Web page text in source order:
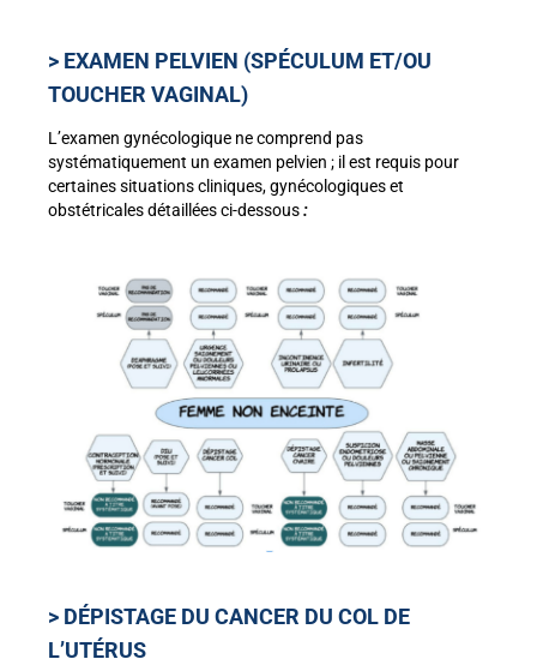
> EXAMEN PELVIEN (SPÉCULUM ET/OU
TOUCHER VAGINAL)
L’examen gynécologique ne comprend pas
systématiquement un examen pelvien ; il est requis pour
certaines situations cliniques, gynécologiques et
obstétricales détaillées ci-dessous:
> DÉPISTAGE DU CANCER DU COL DE
L’UTÉRUS